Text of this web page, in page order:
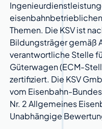
Themen. Die KSV ist
Bildungsträger gemäß
verantwortliche Stelle
Güterwagen (ECM-
zertifiziert. Die KSV
vom Eisenbahn-
Nr. 2 Allgemeines
Unabhängige